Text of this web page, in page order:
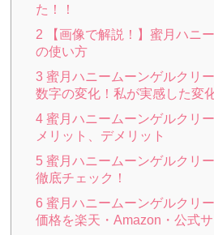
た！！
2 【画像で解説！】蜜月ハニ
の使い方
3 蜜月ハニームーンゲルクリ
数字の変化！私が実感した変
4 蜜月ハニームーンゲルクリ
メリット、デメリット
5 蜜月ハニームーンゲルクリ
徹底チェック！
6 蜜月ハニームーンゲルクリ
価格を楽天・Amazon・公式サ